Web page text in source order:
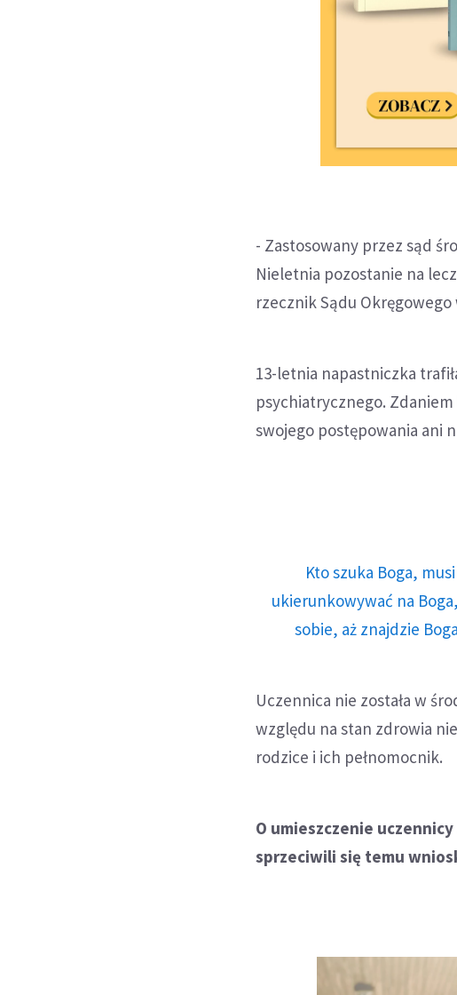
- Zastosowany przez sąd
Nieletnia pozostanie na
rzecznik Sądu Okręgowego
13-letnia napastniczka
psychiatrycznego.
swojego postępowania ani
Kto szuka Boga,
ukierunkowywać na
sobie, aż znajdzie
Uczennica nie została w
względu na stan zdrowia
rodzice i ich pełnomocnik.
O umieszczenie
sprzeciwili się temu